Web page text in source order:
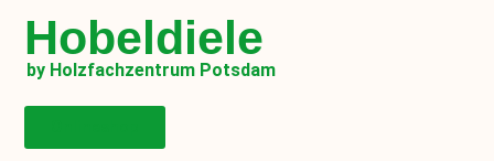
Hobeldiele
by Holzfachzentrum Potsdam